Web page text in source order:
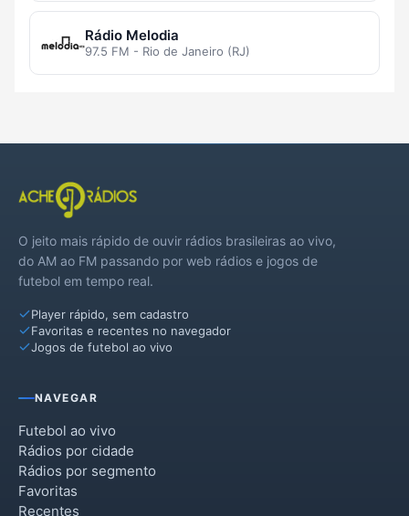
Rádio Melodia
97.5 FM - Rio de Janeiro (RJ)
O jeito mais rápido de ouvir rádios brasileiras ao vivo,
do AM ao FM passando por web rádios e jogos de
futebol em tempo real.
Player rápido, sem cadastro
Favoritas e recentes no navegador
Jogos de futebol ao vivo
NAVEGAR
Futebol ao vivo
Rádios por cidade
Rádios por segmento
Favoritas
Recentes